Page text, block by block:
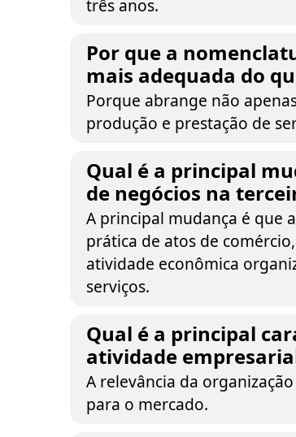
três anos.
Por que a
mais adequada do
Porque abrange não
produção e prestação de
Qual é a principal
de negócios na
A principal mudança é que
prática de atos de
atividade econômica
serviços.
Qual é a principal
atividade
A relevância da
para o mercado.